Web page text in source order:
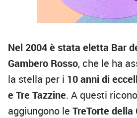
Nel 2004 è stata eletta Bar
Gambero Rosso, che le ha
la stella per i 10 anni di
e Tre Tazzine. A questi
aggiungono le TreTorte